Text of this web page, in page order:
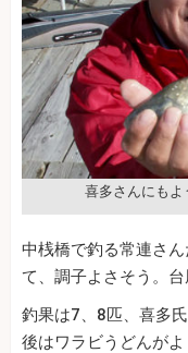
喜多さんにもよ
中桟橋で釣る常連さ
て、調子よさそう。台
釣果は7、8匹、喜多
後はワラビうどんがよ